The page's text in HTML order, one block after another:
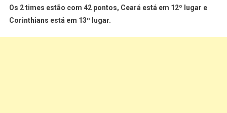
Os 2 times estão com 42 pontos, Ceará está em 12º lugar e
Corinthians está em 13º lugar.